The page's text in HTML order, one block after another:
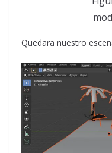
Quedara nuestro